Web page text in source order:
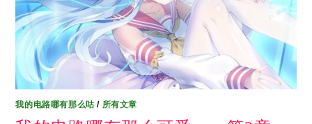
我的电路哪有那么咕 / 所有文章